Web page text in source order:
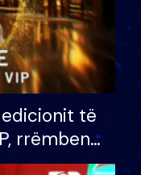
të
rrëmben
mijë eurosh